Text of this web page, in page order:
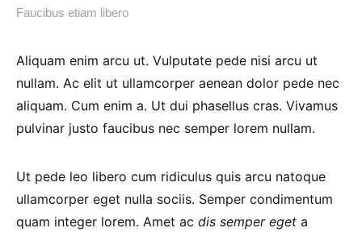
Faucibus etiam libero
Aliquam enim arcu ut. Vulputate pede nisi arcu ut
nullam. Ac elit ut ullamcorper aenean dolor pede nec
aliquam. Cum enim a. Ut dui phasellus cras. Vivamus
pulvinar justo faucibus nec semper lorem nullam.
Ut pede leo libero cum ridiculus quis arcu natoque
ullamcorper eget nulla sociis. Semper condimentum
quam integer lorem. Amet ac dis semper eget a